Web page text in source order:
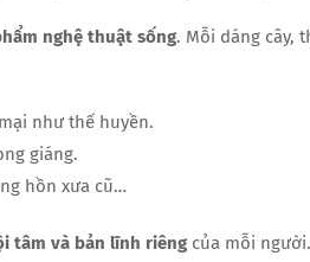
nghệ thuật sống. Mỗi dáng cây,
như thế huyền.
giáng.
hồn xưa cũ…
tâm và bản lĩnh riêng của mỗi người.